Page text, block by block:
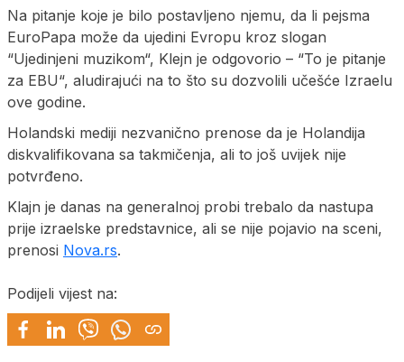
Na pitanje koje je bilo postavljeno njemu, da li pejsma
EuroPapa može da ujedini Evropu kroz slogan
“Ujedinjeni muzikom“, Klejn je odgovorio – “To je pitanje
za EBU“, aludirajući na to što su dozvolili učešće Izraelu
ove godine.
Holandski mediji nezvanično prenose da je Holandija
diskvalifikovana sa takmičenja, ali to još uvijek nije
potvrđeno.
Klajn je danas na generalnoj probi trebalo da nastupa
prije izraelske predstavnice, ali se nije pojavio na sceni,
prenosi Nova.rs.
Podijeli vijest na: